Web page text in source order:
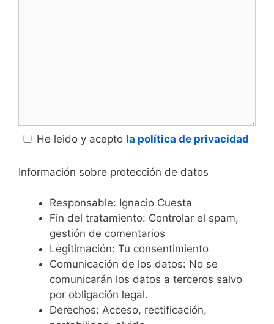
He leido y acepto la política de privacidad
Información sobre protección de datos
Responsable: Ignacio Cuesta
Fin del tratamiento: Controlar el spam,
gestión de comentarios
Legitimación: Tu consentimiento
Comunicación de los datos: No se
comunicarán los datos a terceros salvo
por obligación legal.
Derechos: Acceso, rectificación,